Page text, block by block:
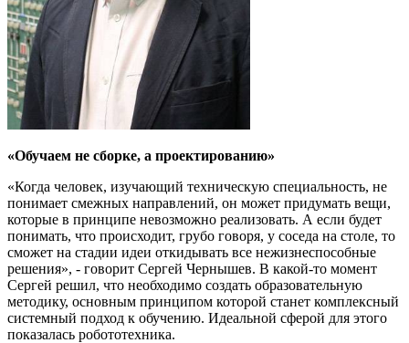
«Обучаем не сборке, а проектированию»
«Когда человек, изучающий техническую специальность, не
понимает смежных направлений, он может придумать вещи,
которые в принципе невозможно реализовать. А если будет
понимать, что происходит, грубо говоря, у соседа на столе, то
сможет на стадии идеи откидывать все нежизнеспособные
решения», - говорит Сергей Чернышев. В какой-то момент
Сергей решил, что необходимо создать образовательную
методику, основным принципом которой станет комплексный
системный подход к обучению. Идеальной сферой для этого
показалась робототехника.